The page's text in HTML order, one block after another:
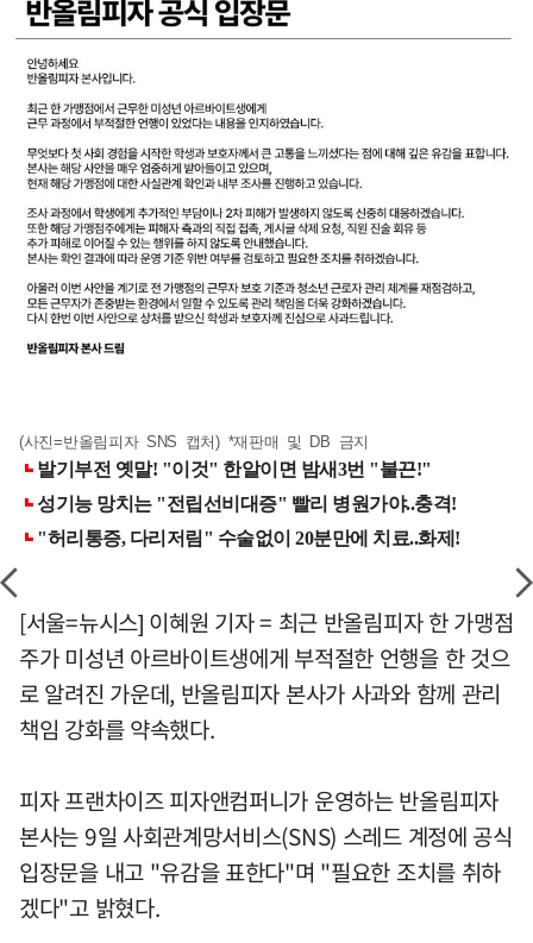
(사진=반올림피자 SNS 캡처) *재판매 및 DB 금지
[서울=뉴시스] 이혜원 기자 = 최근 반올림피자 한 가맹점
주가 미성년 아르바이트생에게 부적절한 언행을 한 것으
로 알려진 가운데, 반올림피자 본사가 사과와 함께 관리
책임 강화를 약속했다.
피자 프랜차이즈 피자앤컴퍼니가 운영하는 반올림피자
본사는 9일 사회관계망서비스(SNS) 스레드 계정에 공식
입장문을 내고 "유감을 표한다"며 "필요한 조치를 취하
겠다"고 밝혔다.